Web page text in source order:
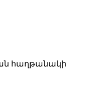
հաղթանակի